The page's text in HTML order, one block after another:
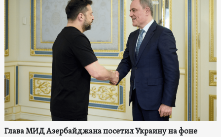
Глава МИД Азербайджана посетил Украину на фоне